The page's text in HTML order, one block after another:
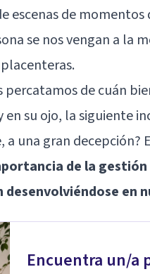
escenas de
se nos vengan a la
de cuán
en su ojo, la siguiente
una gran decepción?
de la
en
Encuentra un/a